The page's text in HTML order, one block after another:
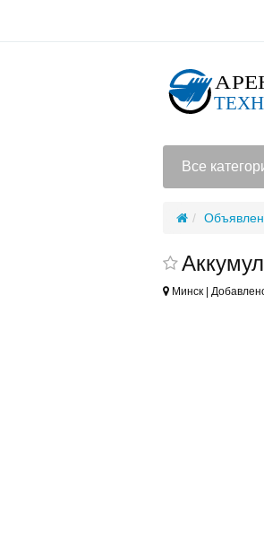
Все
Минск |